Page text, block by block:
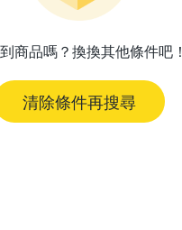
商品嗎？換換其他條件吧！
清除條件再搜尋